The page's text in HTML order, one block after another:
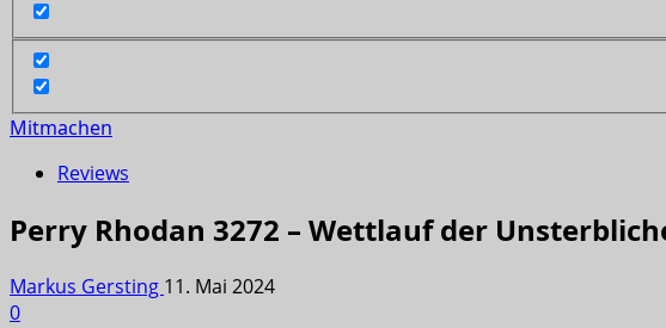
Mitmachen
Reviews
Perry Rhodan 3272 – Wettlauf der
Markus Gersting 11. Mai 2024
0